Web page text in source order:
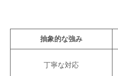
抽象的な強み
丁寧な対応